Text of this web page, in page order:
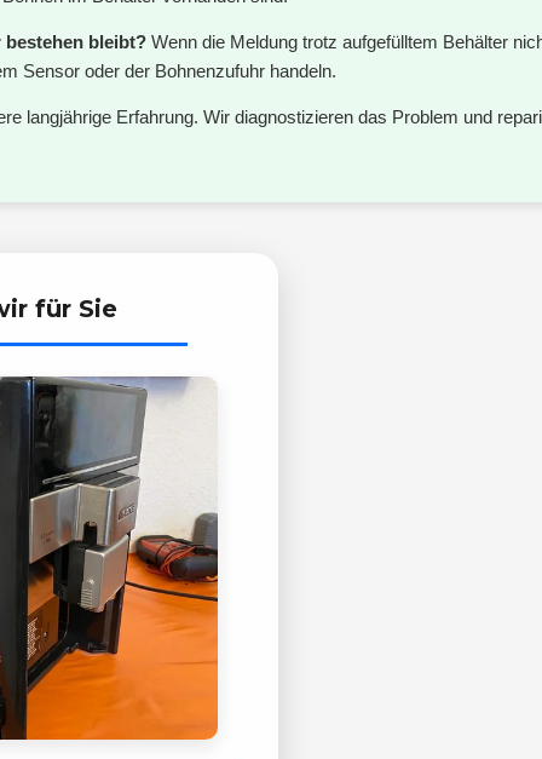
bestehen bleibt? Wenn die Meldung trotz aufgefülltem Behälter
Sensor oder der Bohnenzufuhr handeln.
langjährige Erfahrung. Wir diagnostizieren das Problem und
für Sie